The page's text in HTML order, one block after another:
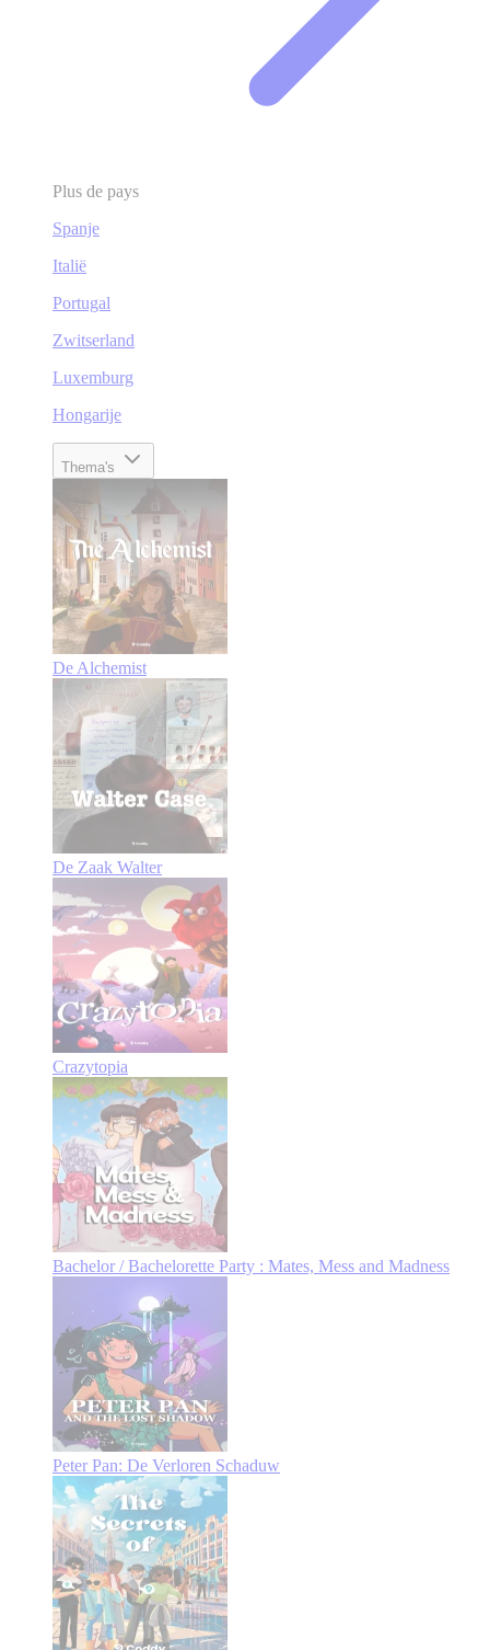
Plus de pays
Spanje
Italië
Portugal
Zwitserland
Luxemburg
Hongarije
Thema's
De Alchemist
De Zaak Walter
Crazytopia
Bachelor / Bachelorette Party : Mates, Mess and Madness
Peter Pan: De Verloren Schaduw